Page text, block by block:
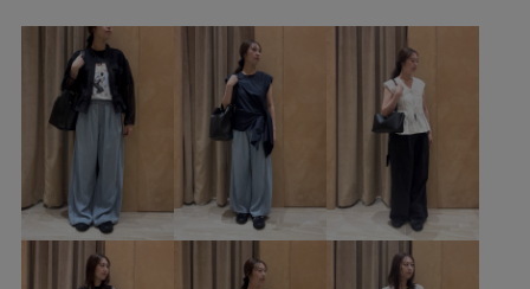
26SSデニムpick_up blouse_pickup おすすめトップス
おすすめパンツ ゆったり アダムエロぺパンツ
アダムエロぺ雑貨 ウォッシュ加工
カジュアル コットン コーディネートのアクセント
ショート丈 ジャストウエスト